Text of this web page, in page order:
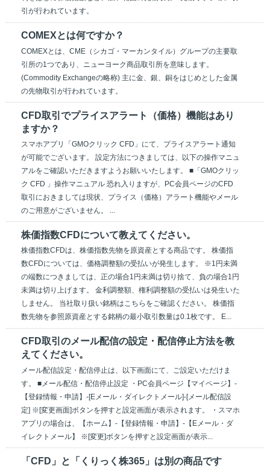
引が行われています。
COMEXとは何ですか？
COMEXとは、CME（シカゴ・マーカンタイル）グループの主要取
引所の1つであり、ニューヨーク商品取引所を意味します。
(Commodity Exchangeの略称) 主に金、銀、銅をはじめとした金属
の先物取引が行われています。
CFD取引でプライスアラート（価格）機能はあり
ますか？
スマホアプリ「GMOクリック CFD」にて、プライスアラート通知
が可能でございます。 設定方法につきましては、以下の操作マニュ
アルをご確認いただきますようお願いいたします。 ■「GMOクリッ
ク CFD 」操作マニュアル 恐れ入りますが、PC会員ページのCFD
取引におきましては現状、プライス（価格）アラート機能やメール
のご用意がございません。 ...
株価指数CFDについて教えてください。
株価指数CFDは、株価指数先物を原資産とする商品です。 株価指
数CFDについては、価格調整額の受払いが発生します。 ※1円未満
の端数につきましては、正の場合1円未満は切り捨て、負の場合1円
未満は切り上げます。 金利調整額、権利調整額の受払いは発生いた
しません。 当社取り扱い銘柄はこちらをご確認ください。 株価指
数先物を参照原資産とする銘柄の最小取引数量は0.1枚です。 E...
CFD取引のメール配信の設定・配信停止方法を教
えてください。
メール配信設定・配信停止は、以下画面にて、ご設定いただけま
す。 ■メール配信・配信停止設定 ・PC会員ページ【マイページ】-
【登録情報・申請】-[Eメール・ダイレクトメール]-[メール配信設
定] ※[変更画面]ボタンを押すと設定画面が表示されます。 ・スマホ
アプリの場合は、【ホーム】-【登録情報・申請】-【Eメール・ダ
イレクトメール】 ※[変更]ボタンを押すと設定画面が表示...
「CFD」と「くりっく株365」は別の商品です